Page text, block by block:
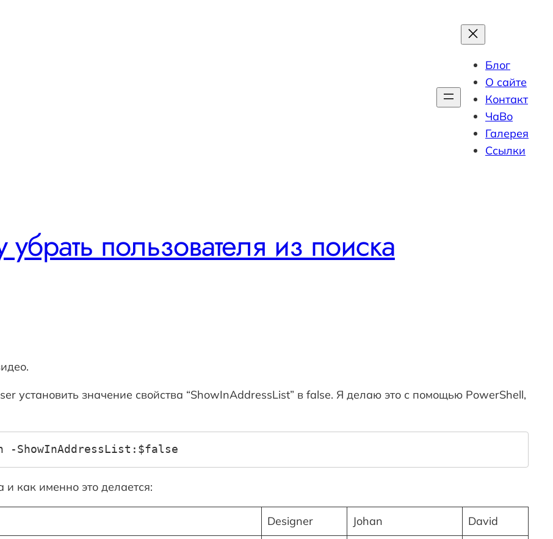
Блог
О сайте
Контакт
ЧаВо
Галерея
Ссылки
пользователя из поиска
установить значение свойства “ShowInAddressList” в false. Я делаю это с помощью PowerShell,
-ShowInAddressList:$false
как именно это делается:
Designer Johan David